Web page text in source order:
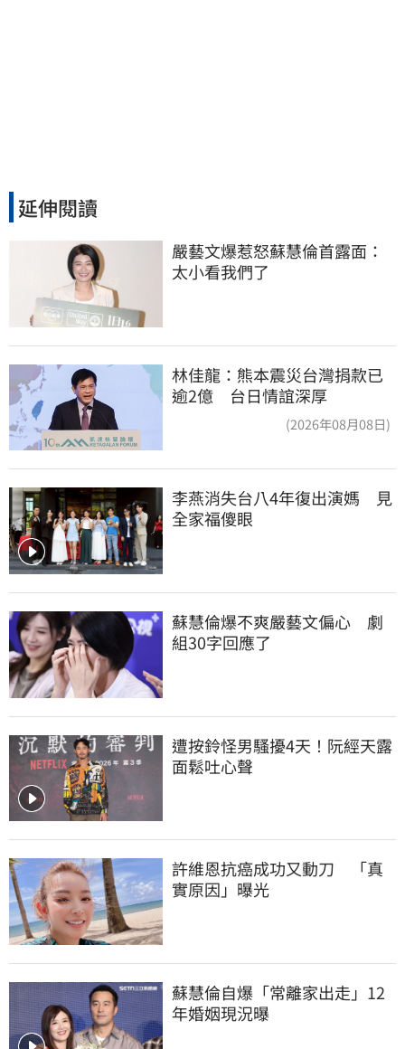
延伸閱讀
嚴藝文爆惹怒蘇慧倫首露面：
太小看我們了
林佳龍：熊本震災台灣捐款已
逾2億 台日情誼深厚
(2026年08月08日)
李燕消失台八4年復出演媽　見
全家福傻眼
蘇慧倫爆不爽嚴藝文偏心　劇
組30字回應了
遭按鈴怪男騷擾4天！阮經天露
面鬆吐心聲
許維恩抗癌成功又動刀　「真
實原因」曝光
蘇慧倫自爆「常離家出走」12
年婚姻現況曝